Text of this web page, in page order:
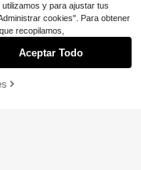
agotado.
de piratas
$3.04 -18%
y para ajustar tus
cookies". Para obtener
recopilamos,
Aceptar Todo